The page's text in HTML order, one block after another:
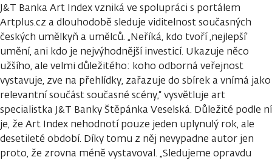
J&T Banka Art Index vzniká ve spolupráci s portálem
Artplus.cz a dlouhodobě sleduje viditelnost současných
českých umělkyň a umělců. „Neříká, kdo tvoří ‚nejlepší‘
umění, ani kdo je nejvýhodnější investicí. Ukazuje něco
užšího, ale velmi důležitého: koho odborná veřejnost
vystavuje, zve na přehlídky, zařazuje do sbírek a vnímá jako
relevantní součást současné scény,“ vysvětluje art
specialistka J&T Banky Štěpánka Veselská. Důležité podle ní
je, že Art Index nehodnotí pouze jeden uplynulý rok, ale
desetileté období. Díky tomu z něj nevypadne autor jen
proto, že zrovna méně vystavoval. „Sledujeme opravdu